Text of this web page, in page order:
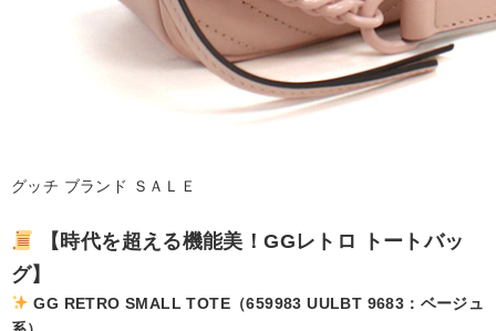
グッチ ブランド ＳＡＬＥ
【時代を超える機能美！GGレトロ トートバッ
グ】
GG RETRO SMALL TOTE（659983 UULBT 9683：ベージュ